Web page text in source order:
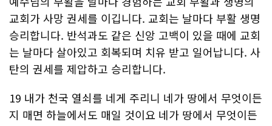
교회가 사망 권세를 이깁니다. 교회는 날마다 부활 생명
승리합니다. 반석과도 같은 신앙 고백이 있을 때에 교회
는 날마다 살아있고 회복되며 치유 받고 일어납니다. 사
탄의 권세를 제압하고 승리합니다.
19 내가 천국 열쇠를 네게 주리니 네가 땅에서 무엇이든
지 매면 하늘에서도 매일 것이요 네가 땅에서 무엇이든